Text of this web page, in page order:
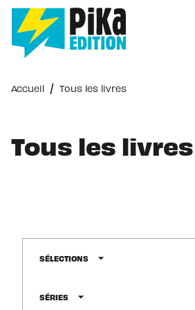
MENU RECHERCHE
PIED DE PAGE
Accueil / Tous les livres
Tous les livres
SÉLECTIONS arrow_drop_down
SÉRIES arrow_drop_down